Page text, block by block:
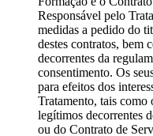
Responsável pelo
medidas a pedido do
destes contratos, bem
decorrentes da
consentimento. Os
para efeitos dos
Tratamento, tais
legítimos decorrentes
ou do Contrato de